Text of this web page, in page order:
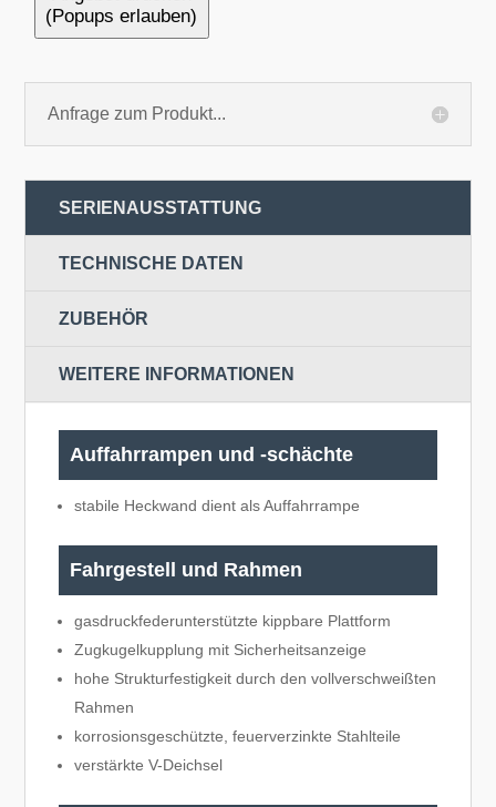
(Popups erlauben)
Anfrage zum Produkt...
SERIENAUSSTATTUNG
TECHNISCHE DATEN
ZUBEHÖR
WEITERE INFORMATIONEN
Auffahrrampen und -schächte
stabile Heckwand dient als Auffahrrampe
Fahrgestell und Rahmen
gasdruckfederunterstützte kippbare Plattform
Zugkugelkupplung mit Sicherheitsanzeige
hohe Strukturfestigkeit durch den vollverschweißten
Rahmen
korrosionsgeschützte, feuerverzinkte Stahlteile
verstärkte V-Deichsel